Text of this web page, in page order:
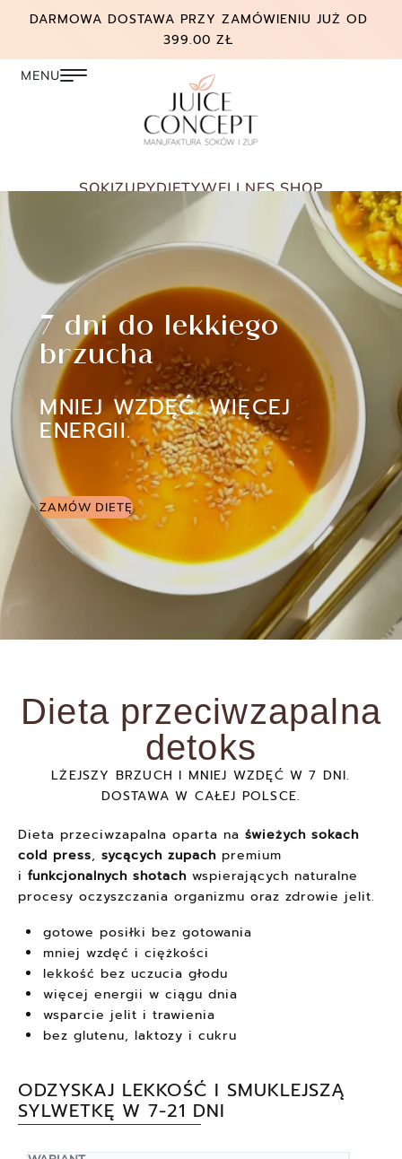
DARMOWA DOSTAWA PRZY ZAMÓWIENIU JUŻ OD
399.00 ZŁ
SOKIZUPYDIETYWELLNES SHOP
7 dni do lekkiego
brzucha
MNIEJ WZDĘĆ. WIĘCEJ
ENERGII.
ZAMÓW DIETĘ
Dieta przeciwzapalna
detoks
LŻEJSZY BRZUCH I MNIEJ WZDĘĆ W 7 DNI.
DOSTAWA W CAŁEJ POLSCE.
Dieta przeciwzapalna oparta na świeżych sokach
cold press, sycących zupach premium
i funkcjonalnych shotach wspierających naturalne
procesy oczyszczania organizmu oraz zdrowie jelit.
gotowe posiłki bez gotowania
mniej wzdęć i ciężkości
lekkość bez uczucia głodu
więcej energii w ciągu dnia
wsparcie jelit i trawienia
bez glutenu, laktozy i cukru
ODZYSKAJ LEKKOŚĆ I SMUKLEJSZĄ
SYLWETKĘ W 7-21 DNI